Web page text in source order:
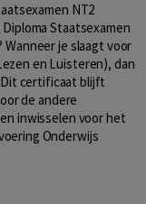
NT2
Staatsexamen
Wanneer je slaagt voor
en Luisteren), dan
certificaat blijft
de andere
inwisselen voor het
Onderwijs